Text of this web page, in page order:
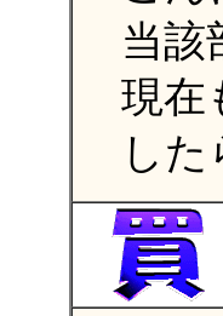
当該
現在
し